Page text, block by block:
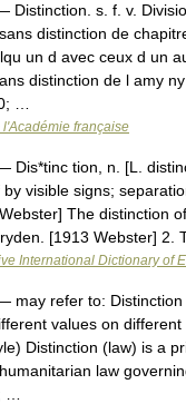
Distinction. s. f. v.
distinction de
un d avec ceux d un
distinction de l amy
…
française
Dis*tinc tion, n. [L.
visible signs;
The distinction
[1913 Webster] 2.
International Dictionary of
may refer to: Distinction
values on different
Distinction (law) is a
law
…